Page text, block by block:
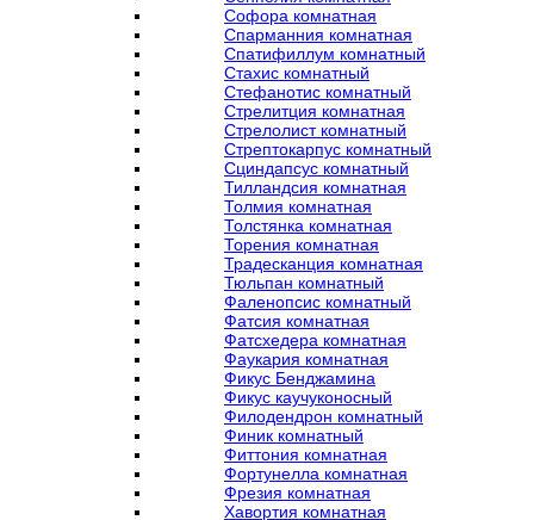
Софора комнатная
Спарманния комнатная
Спатифиллум комнатный
Стахис комнатный
Стефанотис комнатный
Стрелитция комнатная
Стрелолист комнатный
Стрептокарпус комнатный
Сциндапсус комнатный
Тилландсия комнатная
Толмия комнатная
Толстянка комнатная
Торения комнатная
Традесканция комнатная
Тюльпан комнатный
Фаленопсис комнатный
Фатсия комнатная
Фатсхедера комнатная
Фаукария комнатная
Фикус Бенджамина
Фикус каучуконосный
Филодендрон комнатный
Финик комнатный
Фиттония комнатная
Фортунелла комнатная
Фрезия комнатная
Хавортия комнатная